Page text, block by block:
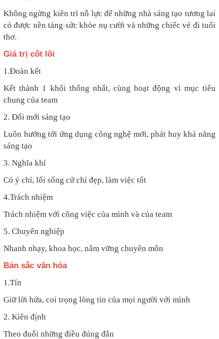
Không ngừng kiên trì nỗ lực để những nhà sáng tạo tương lai
có được nền tảng sức khỏe nụ cười và những chiếc vé đi tuổi
thơ.
Giá trị cốt lõi
1.Đoàn kết
Kết thành 1 khối thống nhất, cùng hoạt động vì mục tiêu
chung của team
2. Đổi mới sáng tạo
Luôn hướng tới ứng dụng công nghệ mới, phát huy khả năng
sáng tạo
3. Nghĩa khí
Có ý chí, lối sống cử chỉ đẹp, làm việc tốt
4.Trách nhiệm
Trách nhiệm với công việc của mình và của team
5. Chuyên nghiệp
Nhanh nhạy, khoa học, nắm vững chuyên môn
Bản sắc văn hóa
1.Tín
Giữ lời hứa, coi trọng lòng tin của mọi người với mình
2. Kiên định
Theo đuổi những điều đúng đắn